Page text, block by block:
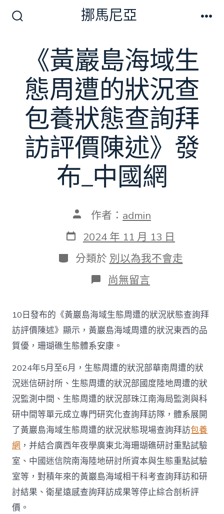
關
挪馬尼亞
《黃巖島海域生
態周遭的狀況查
包養狀態查詢拜
訪評價陳述》發
布_中國網
文
作
者
作者： admin
發
表
日
期
2024 年 11 月 13 日
分
類
分類於 別以為我不會走
在
〈《黃
島
海
域
生
態
周
遭
的
狀
況
查
包
養
狀
態
查
詢
拜
訪
評
尚無留言
10日發布的《黃巖島海域生態周遭的狀況狀態查詢拜
訪評價陳述》顯示，黃巖島海域周遭的狀況東西的品
質優，珊瑚礁生態體系安康。
2024年5月至6月，生態周遭的狀況部華南周遭的狀
況迷信研討所、生態周遭的狀況部國度陸地周遭的狀
況監測中間、生態周遭的狀況部珠江南海局監測與科
研中間等單元成立專門研究化查詢拜訪隊，體系展開
了黃巖島海域生態周遭的狀況狀態現場查詢拜訪包養
網 ，并結合廣西年夜學廣東北海珊瑚礁研討重點試驗
室、中國迷信院南海陸地研討所資本與生態重點試驗
室等，對積年來的黃巖島海域相干科考查詢拜訪和研
討結果、衛星遠感查詢拜訪成果等停止綜合剖析評
價。